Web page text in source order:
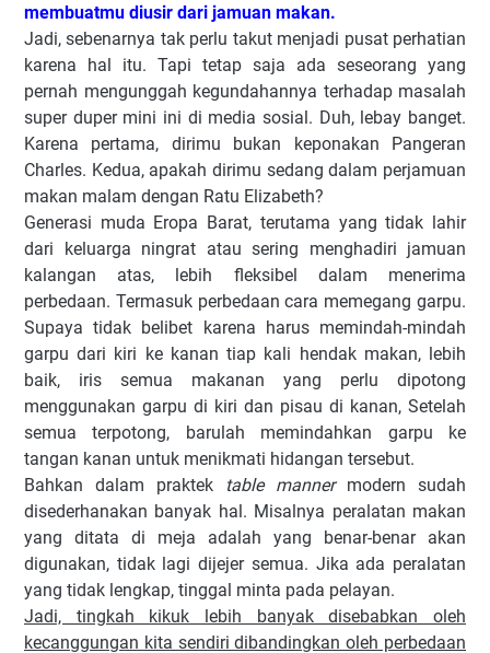
membuatmu diusir dari jamuan makan.
Jadi, sebenarnya tak perlu takut menjadi pusat perhatian
karena hal itu. Tapi tetap saja ada seseorang yang
pernah mengunggah kegundahannya terhadap masalah
super duper mini ini di media sosial. Duh, lebay banget.
Karena pertama, dirimu bukan keponakan Pangeran
Charles. Kedua, apakah dirimu sedang dalam perjamuan
makan malam dengan Ratu Elizabeth?
Generasi muda Eropa Barat, terutama yang tidak lahir
dari keluarga ningrat atau sering menghadiri jamuan
kalangan atas, lebih fleksibel dalam menerima
perbedaan. Termasuk perbedaan cara memegang garpu.
Supaya tidak belibet karena harus memindah-mindah
garpu dari kiri ke kanan tiap kali hendak makan, lebih
baik, iris semua makanan yang perlu dipotong
menggunakan garpu di kiri dan pisau di kanan, Setelah
semua terpotong, barulah memindahkan garpu ke
tangan kanan untuk menikmati hidangan tersebut.
Bahkan dalam praktek
table mannermodern sudah
disederhanakan banyak hal. Misalnya peralatan makan
yang ditata di meja adalah yang benar-benar akan
digunakan, tidak lagi dijejer semua. Jika ada peralatan
yang tidak lengkap, tinggal minta pada pelayan.
Jadi, tingkah kikuk lebih banyak disebabkan oleh
kecanggungan kita sendiri dibandingkan oleh perbedaan